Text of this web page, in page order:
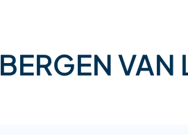
VAN